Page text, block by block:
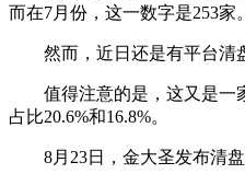
而在7月份，这一数字是253家。
然而，近日还是有平台清盘
值得注意的是，这又是一家
占比20.6%和16.8%。
8月23日，金大圣发布清盘